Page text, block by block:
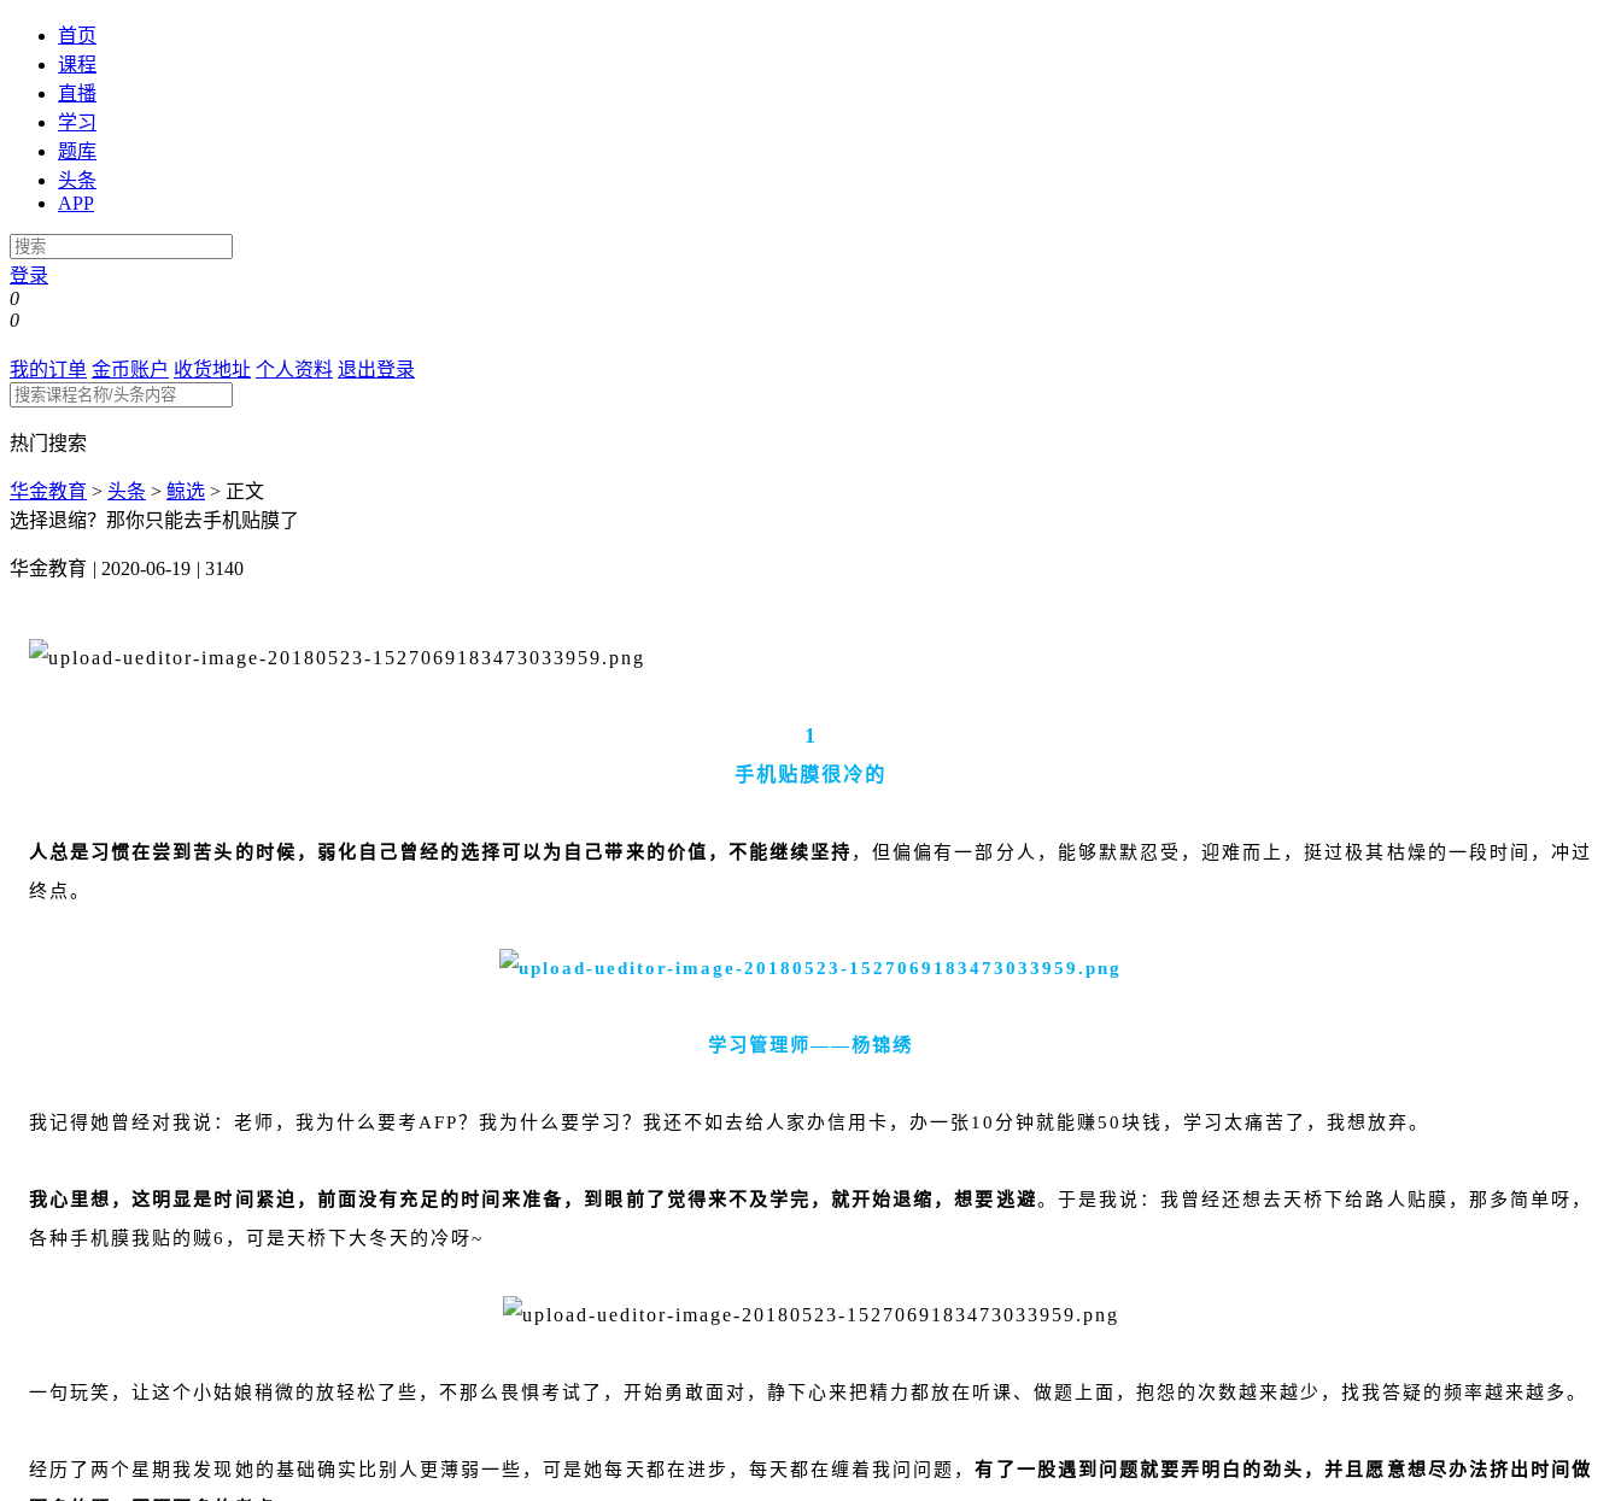
首页
课程
直播
学习
题库
头条
APP
登录
0
0
我的订单 金币账户 收货地址 个人资料 退出登录
热门搜索
华金教育 > 头条 > 鲸选 > 正文
选择退缩？那你只能去手机贴膜了
华金教育 | 2020-06-19 | 3140
1
手机贴膜很冷的
人总是习惯在尝到苦头的时候，弱化自己曾经的选择可以为自己带来的价值，不能继续坚持 ，但偏偏有一部分人，能够默默忍受，迎难而上，挺过极其枯燥的一段时间，冲过
终点。
学习管理师——杨锦绣
我记得她曾经对我说：老师，我为什么要考AFP？我为什么要学习？我还不如去给人家办信用卡，办一张10分钟就能赚50块钱，学习太痛苦了，我想放弃。
我心里想，这明显是时间紧迫，前面没有充足的时间来准备，到眼前了觉得来不及学完，就开始退缩，想要逃避。于是我说：我曾经还想去天桥下给路人贴膜，那多简单呀，
各种手机膜我贴的贼6，可是天桥下大冬天的冷呀~
一句玩笑，让这个小姑娘稍微的放轻松了些，不那么畏惧考试了，开始勇敢面对，静下心来把精力都放在听课、做题上面，抱怨的次数越来越少，找我答疑的频率越来越多。
经历了两个星期我发现她的基础确实比别人更薄弱一些，可是她每天都在进步，每天都在缠着我问问题，有了一股遇到问题就要弄明白的劲头，并且愿意想尽办法挤出时间做